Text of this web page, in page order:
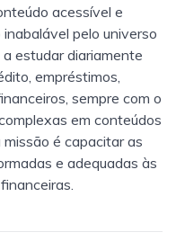
acessível e
pelo universo
estudar diariamente
empréstimos,
sempre com o
em conteúdos
é capacitar as
e adequadas às